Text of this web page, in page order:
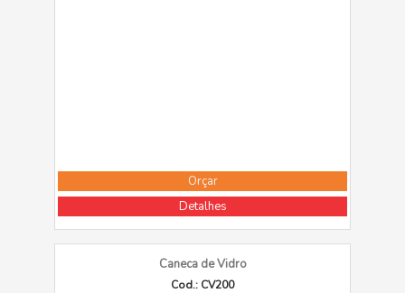
Orçar
Detalhes
Caneca de Vidro
Cod.: CV200